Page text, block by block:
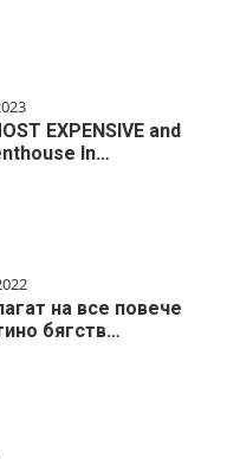
EXPENSIVE and
In…
на все повече
бягств…